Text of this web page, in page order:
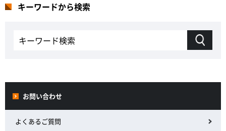
キーワードから検索
お問い合わせ
よくあるご質問